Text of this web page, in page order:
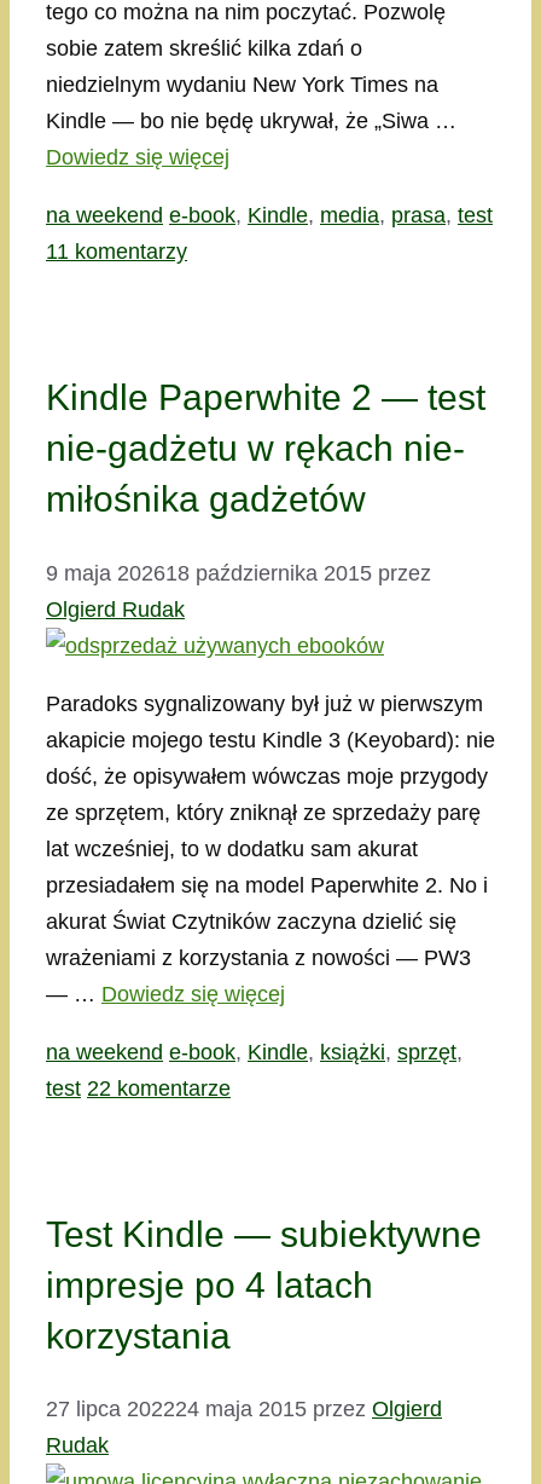
tego co można na nim poczytać. Pozwolę
sobie zatem skreślić kilka zdań o
niedzielnym wydaniu New York Times na
Kindle — bo nie będę ukrywał, że „Siwa …
Dowiedz się więcej
Kategorie
na weekend Tagi
e-book, Kindle, media, prasa, test
11 komentarzy
Kindle Paperwhite 2 — test
nie-gadżetu w rękach nie-
miłośnika gadżetów
9 maja 202618 października 2015 przez
Olgierd Rudak
Paradoks sygnalizowany był już w pierwszym
akapicie mojego testu Kindle 3 (Keyobard): nie
dość, że opisywałem wówczas moje przygody
ze sprzętem, który zniknął ze sprzedaży parę
lat wcześniej, to w dodatku sam akurat
przesiadałem się na model Paperwhite 2. No i
akurat Świat Czytników zaczyna dzielić się
wrażeniami z korzystania z nowości — PW3
— … Dowiedz się więcej
Kategorie
na weekend Tagi
e-book, Kindle, książki, sprzęt,
test 22 komentarze
Test Kindle — subiektywne
impresje po 4 latach
korzystania
27 lipca 202224 maja 2015 przez Olgierd
Rudak